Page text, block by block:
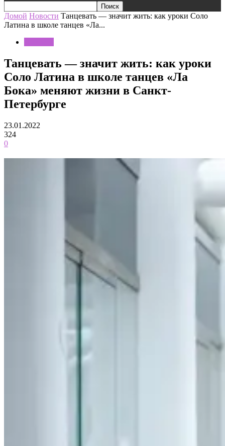
Домой Новости Танцевать — значит жить: как уроки Соло
Латина в школе танцев «Ла...
Танцевать — значит жить: как уроки
Соло Латина в школе танцев «Ла
Бока» меняют жизни в Санкт-
Петербурге
23.01.2022
324
0